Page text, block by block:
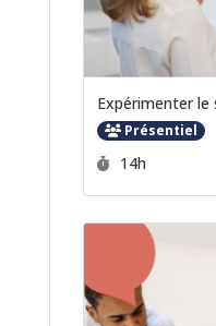
Expérimenter
Présentiel
Durée :
14h